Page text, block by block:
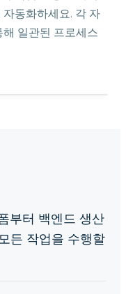
동화하세요. 각 자
일관된 프로세스
부터 백엔드 생산
든 작업을 수행할